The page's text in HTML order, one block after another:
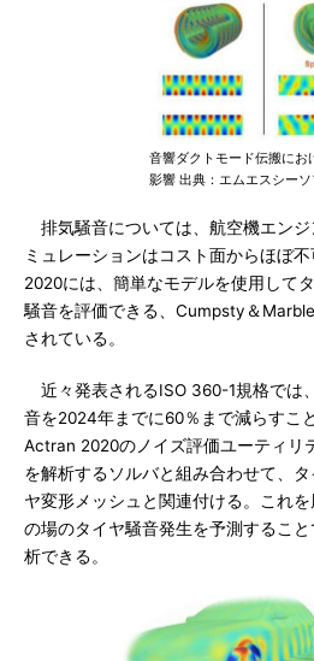
音響ダクトモード伝搬にお
影響 出典：エムエスシー
排気騒音については、航空機エン
ミュレーションはコスト面からほぼ
2020には、簡単なモデルを使用して
騒音を評価できる、Cumpsty＆
されている。
近々発表されるISO 360-1規格では
音を2024年までに60％まで減らすこ
Actran 2020のノイズ評価ユーティリ
を解析するソルバと組み合わせて、
ヤ変形メッシュと関連付ける。これ
の場のタイヤ騒音発生を予測するこ
析できる。